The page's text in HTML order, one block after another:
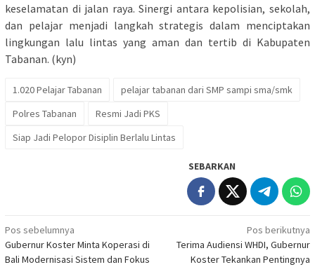
keselamatan di jalan raya. Sinergi antara kepolisian, sekolah,
dan pelajar menjadi langkah strategis dalam menciptakan
lingkungan lalu lintas yang aman dan tertib di Kabupaten
Tabanan. (kyn)
1.020 Pelajar Tabanan
pelajar tabanan dari SMP sampi sma/smk
Polres Tabanan
Resmi Jadi PKS
Siap Jadi Pelopor Disiplin Berlalu Lintas
SEBARKAN
Navigasi
pos
Pos sebelumnya
Gubernur Koster Minta Koperasi di
Bali Modernisasi Sistem dan Fokus
Pos berikutnya
Terima Audiensi WHDI, Gubernur
Koster Tekankan Pentingnya